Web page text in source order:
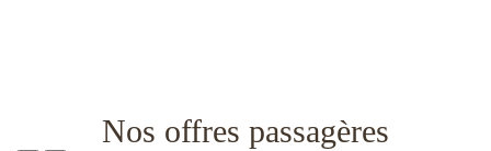
Nos offres passagères